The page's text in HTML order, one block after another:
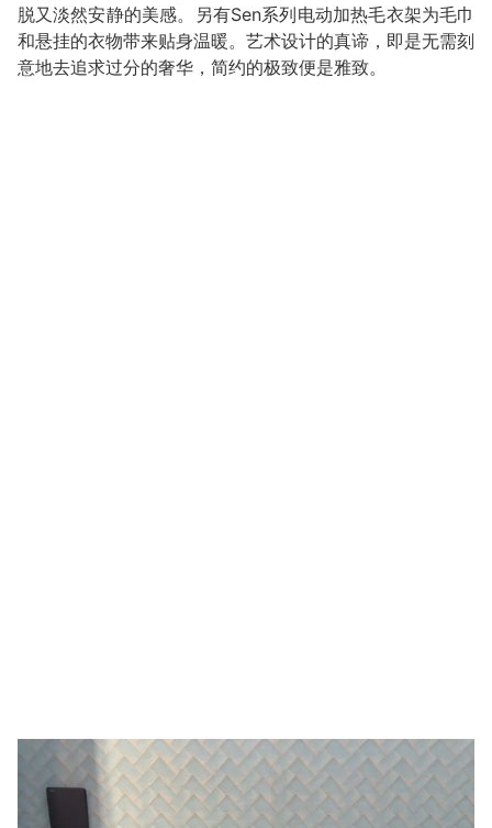
脱又淡然安静的美感。另有Sen系列电动加热毛衣架为毛巾
和悬挂的衣物带来贴身温暖。艺术设计的真谛，即是无需刻
意地去追求过分的奢华，简约的极致便是雅致。